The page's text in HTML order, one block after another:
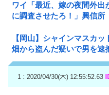
ワイ「最近、嫁の夜間外
に調査させたろ！」興信
【岡山】シャインマスカッ
畑から盗んだ疑いで男を逮
1 : 2020/04/30(木) 12:55:52.63